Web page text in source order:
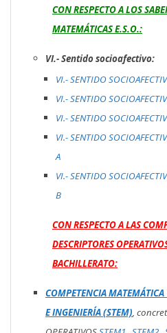
CON RESPECTO A LOS
MATEMÁTICAS E.S.O.:
VI.- Sentido socioafectivo:
VI.- SENTIDO
VI.- SENTIDO
VI.- SENTIDO
VI.- SENTIDO
A
VI.- SENTIDO
B
CON RESPECTO A LAS
DESCRIPTORES
BACHILLERATO:
COMPETENCIA
E INGENIERÍA (STEM),